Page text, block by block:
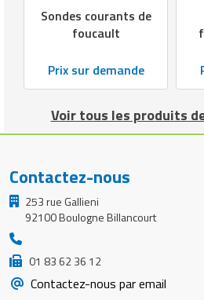
Sondes courants de
foucault
Prix sur demande
Voir tous les produits
Contactez-nous
253 rue Gallieni
92100 Boulogne Billancourt
01 83 62 36 12
Contactez-nous par email